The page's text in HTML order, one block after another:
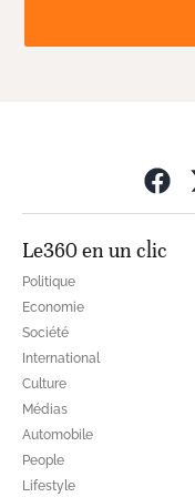
Le360 en un clic
Politique
Economie
Société
International
Culture
Médias
Automobile
People
Lifestyle